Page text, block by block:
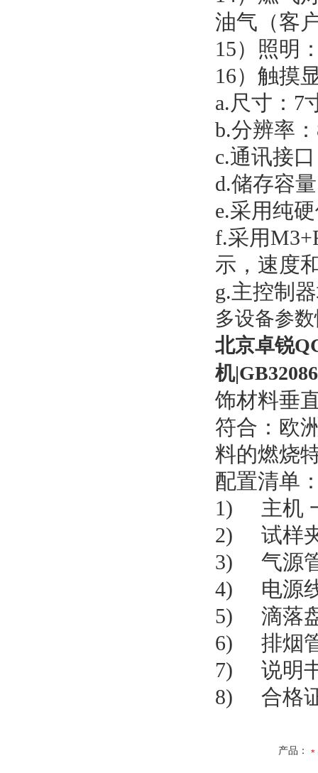
油气（客
15）照明
16）触摸
a.尺寸：7
b.分辨率
c.通讯接
d.储存容
e.采用纯
f.采用
示，速度
g.主控制
多设备参
北京卓锐
机
饰材料垂
符合： 欧
料的燃烧
配置清单
1) 主机
2) 试
3) 气
4) 电
5) 滴
6) 排
7) 说
8) 合
产品：